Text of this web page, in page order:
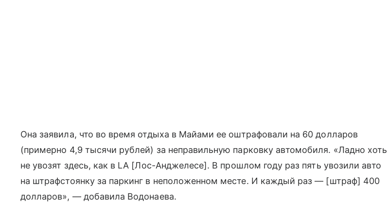
Она заявила, что во время отдыха в Майами ее оштрафовали на 60 долларов
(примерно 4,9 тысячи рублей) за неправильную парковку автомобиля. «Ладно хоть
не увозят здесь, как в LA [Лос-Анджелесе]. В прошлом году раз пять увозили авто
на штрафстоянку за паркинг в неположенном месте. И каждый раз — [штраф] 400
долларов», — добавила Водонаева.